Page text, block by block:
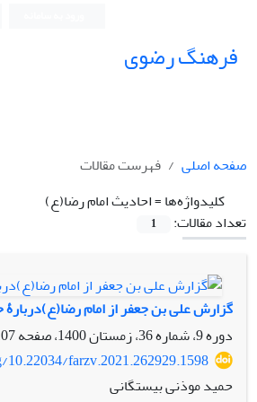
فرهنگ رضوی
صفحه اصلی
فهرست مقالات
کلیدواژه‌ها =احادیث امام رضا(ع)
تعداد مقالات:
1
گزارش علی بن جعفر از امام
دوره 9، شماره 36، زمستان 1400، صفحه
128
farzv.2021.262929.1598
حمید موذنی بیستگانی